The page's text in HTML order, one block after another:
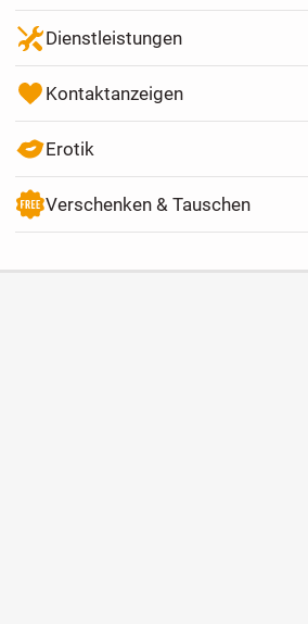
Dienstleistungen
Kontaktanzeigen
Erotik
Verschenken & Tauschen